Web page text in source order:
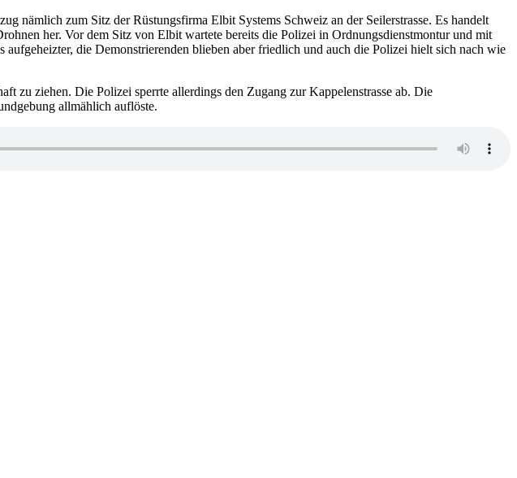
nämlich zum Sitz der Rüstungsfirma Elbit Systems Schweiz an der Seilerstrasse. Es handelt
her. Vor dem Sitz von Elbit wartete bereits die Polizei in Ordnungsdienstmontur und mit
die Demonstrierenden blieben aber friedlich und auch die Polizei hielt sich nach wie
zu ziehen. Die Polizei sperrte allerdings den Zugang zur Kappelenstrasse ab. Die
allmählich auflöste.